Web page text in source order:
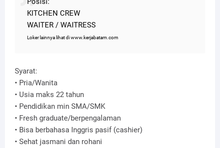
KITCHEN CREW
WAITER / WAITRESS
Loker lainnya lihat di www.kerjabatam.com
Syarat:
• Pria/Wanita
• Usia maks 22 tahun
• Pendidikan min SMA/SMK
• Fresh graduate/berpengalaman
• Bisa berbahasa Inggris pasif (cashier)
• Sehat jasmani dan rohani